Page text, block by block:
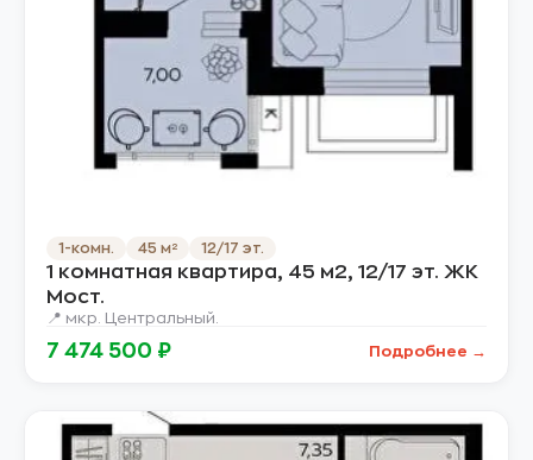
1-комн. 45 м² 12/17 эт.
1 комнатная квартира, 45 м2, 12/17 эт. ЖК
Мост.
📍 мкр. Центральный.
7 474 500 ₽ Подробнее →